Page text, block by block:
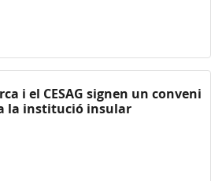
i el CESAG signen un conveni
la institució insular